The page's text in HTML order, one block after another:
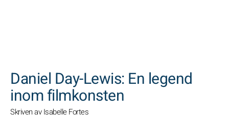
Daniel Day-Lewis: En legend
inom filmkonsten
Skriven av Isabelle Fortes